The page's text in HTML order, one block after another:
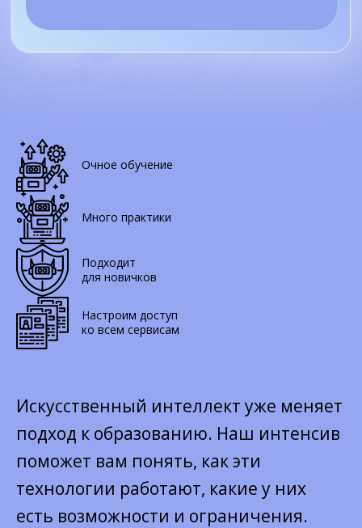
Очное обучение
Много практики
Подходит
для новичков
Настроим доступ
ко всем сервисам
Искусственный интеллект уже меняет
подход к образованию. Наш интенсив
поможет вам понять, как эти
технологии работают, какие у них
есть возможности и ограничения.